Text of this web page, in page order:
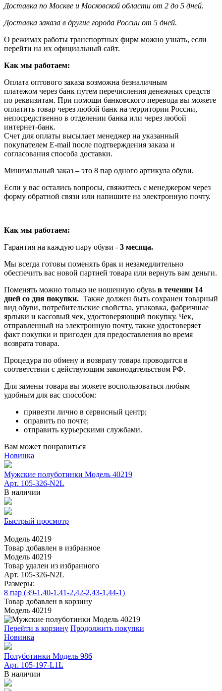
Доставка по Москве и Московской области от 2 до 5 дней.
Доставка заказа в другие города России от 5 дней.
О режимах работы транспортных фирм можно узнать, если
перейти на их официальный сайт.
Как мы работаем:
Оплата оптового заказа возможна безналичным
платежом через банк путем перечисления денежных средств
по реквизитам. При помощи банковского перевода вы можете
оплатить товар через любой банк на территории России,
непосредственно в отделении банка или через любой
интернет-банк.
Счет для оплаты высылает менеджер на указанный
покупателем E-mail после подтверждения заказа и
согласования способа доставки.
Минимальный заказ – это 8 пар одного артикула обуви.
Если у вас остались вопросы, свяжитесь с менеджером через
форму обратной связи или напишите на электронную почту.
Как мы работаем:
Гарантия на каждую пару обуви - 3 месяца.
Мы всегда готовы поменять брак и незамедлительно
обеспечить вас новой партией товара или вернуть вам деньги.
Поменять можно только не ношенную обувь в течении 14
дней со дня покупки. Также должен быть сохранен товарный
вид обуви, потребительские свойства, упаковка, фабричные
ярлыки и кассовый чек, удостоверяющий покупку. Чек,
отправленный на электронную почту, также удостоверяет
факт покупки и пригоден для предоставления во время
возврата товара.
Процедура по обмену и возврату товара проводится в
соответствии с действующим законодательством РФ.
Для замены товара вы можете воспользоваться любым
удобным для вас способом:
привезти лично в сервисный центр;
оправить по почте;
отправить курьерскими службами.
Вам может понравиться
Новинка
Мужские полуботинки Модель 40219
Арт. 105-326-N2L
В наличии
Быстрый просмотр
Модель 40219
Товар добавлен в избранное
Модель 40219
Товар удален из избранного
Арт. 105-326-N2L
Размеры:
8 пар (39-1,40-1,41-2,42-2,43-1,44-1)
Товар добавлен в корзину
Модель 40219
Перейти в корзину Продолжить покупки
Новинка
Полуботинки Модель 986
Арт. 105-197-L1L
В наличии